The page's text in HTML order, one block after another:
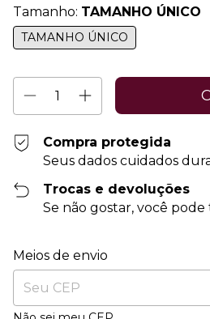
Tamanho: TAMANHO ÚNICO
TAMANHO ÚNICO
Compra protegida
Seus dados cuidados
Trocas e devoluções
Se não gostar, você
Entregas para o CEP:
Meios de envio